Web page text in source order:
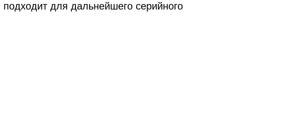
для дальнейшего серийного